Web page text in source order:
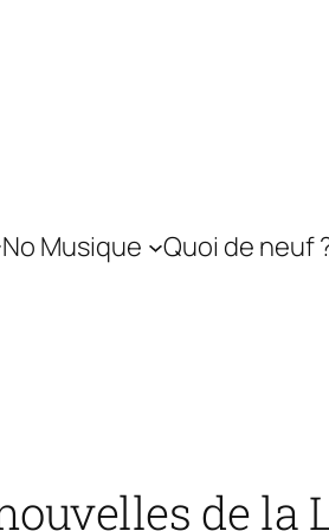
No Musique Quoi de neuf
de la